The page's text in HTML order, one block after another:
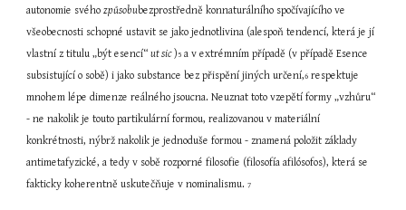
autonomie svého způsobubezprostředně konnaturálního spočívajícího ve
všeobecnosti schopné ustavit se jako jednotlivina (alespoň tendencí, která je jí
vlastní z titulu „být esencí“ ut sic )5 a v extrémním případě (v případě Esence
subsistující o sobě) i jako substance bez přispění jiných určení,6 respektuje
mnohem lépe dimenze reálného jsoucna. Neuznat toto vzepětí formy „vzhůru“
- ne nakolik je touto partikulární formou, realizovanou v materiální
konkrétnosti, nýbrž nakolik je jednoduše formou - znamená položit základy
antimetafyzické, a tedy v sobě rozporné filosofie (filosofía afilósofos), která se
fakticky koherentně uskutečňuje v nominalismu. 7